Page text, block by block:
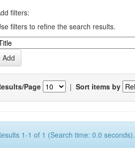
filters:
filters to refine the search results.
Page | Sort items by
1-1 of 1 (Search time: 0.0 seconds).